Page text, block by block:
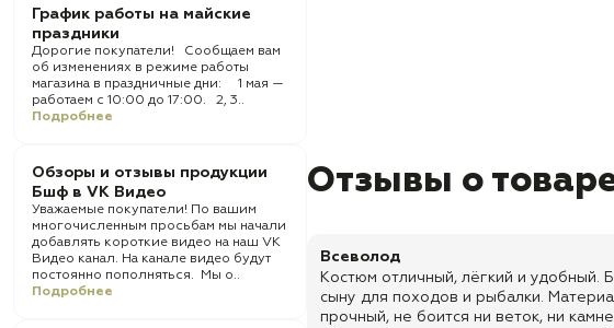
График работы на майские
праздники
Дорогие покупатели! Сообщаем вам
об изменениях в режиме работы
магазина в праздничные дни: 1 мая —
работаем с 10:00 до 17:00. 2, 3..
Подробнее
Обзоры и отзывы продукции
Бшф в VK Видео
Уважаемые покупатели! По вашим
многочисленным просьбам мы начали
добавлять короткие видео на наш VK
Видео канал. На канале видео будут
постоянно пополняться. Мы о..
Подробнее
Отзывы о
Всеволод
Костюм отличный, лёгкий и удобный.
сыну для походов и рыбалки.
прочный, не боится ни веток, ни